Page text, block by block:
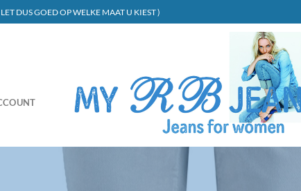
DUS GOED OP WELKE MAAT U KIEST )